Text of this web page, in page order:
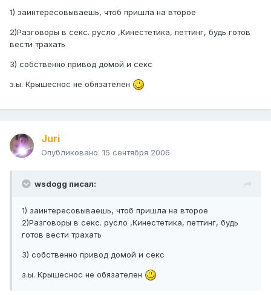
1) заинтересовываешь, чтоб пришла на второе
2)Разговоры в секс. русло ,Кинестетика, петтинг, будь готов
вести трахать
3) собственно привод домой и секс
з.ы. Крышеснос не обязателен
Juri
Опубликовано: 15 сентября 2006
wsdogg писал:
1) заинтересовываешь, чтоб пришла на второе
2)Разговоры в секс. русло ,Кинестетика, петтинг, будь
готов вести трахать
3) собственно привод домой и секс
з.ы. Крышеснос не обязателен